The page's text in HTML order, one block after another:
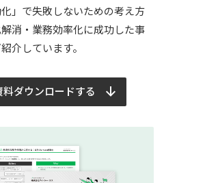
」で失敗しないための考え方
消・業務効率化に成功した事
介しています。
料ダウンロードする